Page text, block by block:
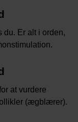
du. Er alt i orden,
at vurdere
(ægblærer).